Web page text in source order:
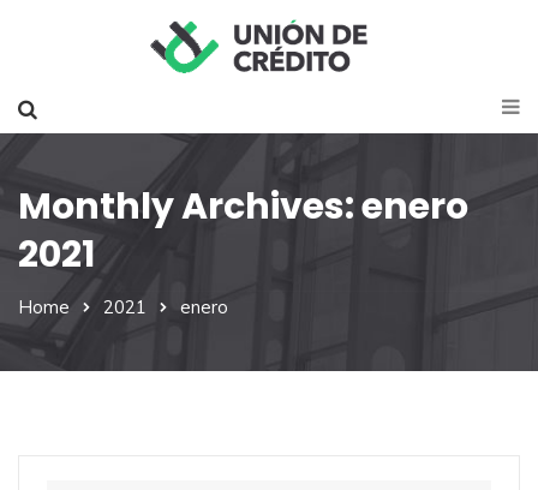
Monthly Archives: enero
2021
Home 2021 enero